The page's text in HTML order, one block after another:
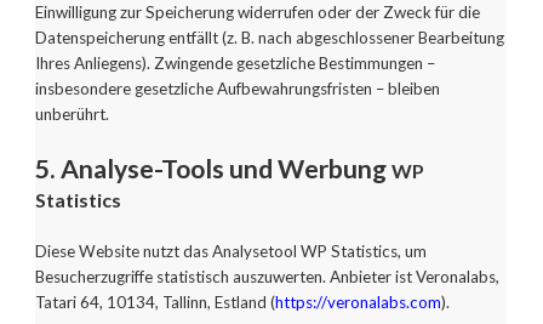
Einwilligung zur Speicherung widerrufen oder der Zweck für die
Datenspeicherung entfällt (z. B. nach abgeschlossener Bearbeitung
Ihres Anliegens). Zwingende gesetzliche Bestimmungen –
insbesondere gesetzliche Aufbewahrungsfristen – bleiben
unberührt.
5. Analyse-Tools und WerbungWP
Statistics
Diese Website nutzt das Analysetool WP Statistics, um
Besucherzugriffe statistisch auszuwerten. Anbieter ist Veronalabs,
Tatari 64, 10134, Tallinn, Estland (https://veronalabs.com).